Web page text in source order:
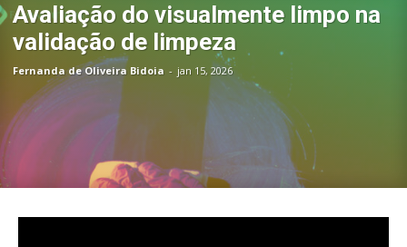
Avaliação do visualmente limpo na
validação de limpeza
Fernanda de Oliveira Bidoia - jan 15, 2026